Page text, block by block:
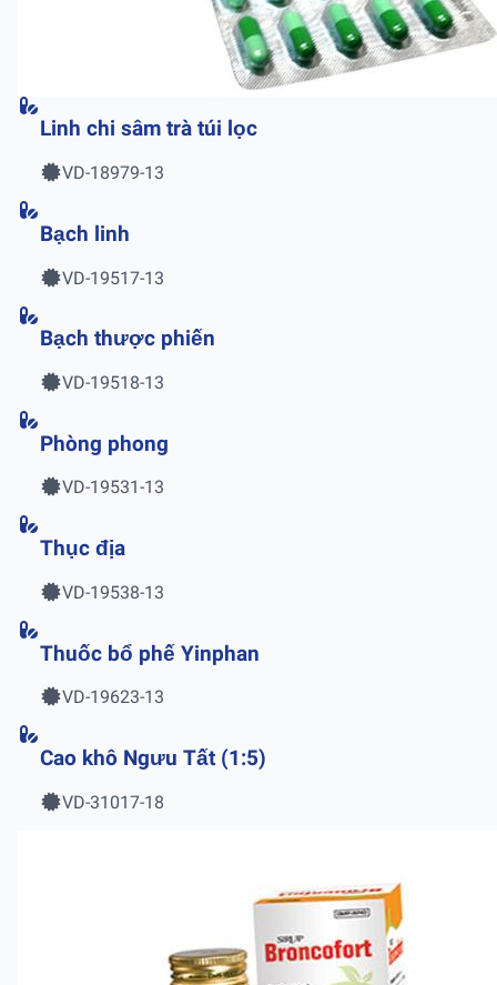
Linh chi sâm trà túi lọc
VD-18979-13
Bạch linh
VD-19517-13
Bạch thược phiến
VD-19518-13
Phòng phong
VD-19531-13
Thục địa
VD-19538-13
Thuốc bổ phế Yinphan
VD-19623-13
Cao khô Ngưu Tất (1:5)
VD-31017-18